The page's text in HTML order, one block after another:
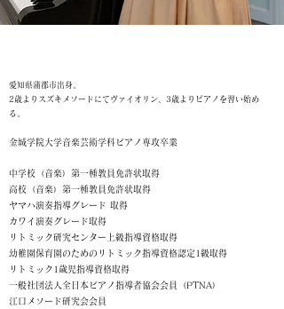
愛知県蒲郡市出身。
2歳よりスズキメソードにてヴァイオリン、3歳よりピアノを習い始め
る。
金城学院大学音楽芸術学科ピアノ専攻卒業
中学校（音楽）第一種教員免許状取得
高校（音楽）第一種教員免許状取得
ヤマハ演奏指導グレード 取得
カワイ演奏グレード取得
リトミック研究センター上級指導資格取得
幼稚園保育園のためのリトミック指導資格認定1級取得
リトミック1歳児指導資格取得
一般社団法人全日本ピアノ指導者協会会員（PTNA）
江口メソード研究会会員